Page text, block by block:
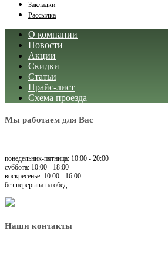
Закладки
Рассылка
О компании
Новости
Акции
Скидки
Статьи
Прайс-лист
Схема проезда
Мы работаем для Вас
понедельник-пятница: 10:00 - 20:00
суббота: 10:00 - 18:00
воскресенье: 10:00 - 16:00
без перерыва на обед
Наши контакты